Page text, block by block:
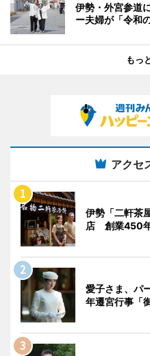
伊勢・外宮参道
ー夫婦が「令和
もっ
アクセ
伊勢「二軒茶
店 創業450
愛子さま、パ
年遷宮行事「